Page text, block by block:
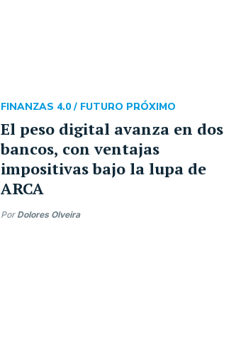
El peso digital avanza en dos
bancos, con ventajas
impositivas bajo la lupa de
ARCA
FINANZAS 4.0 / FUTURO PRÓXIMO
Por Dolores Olveira